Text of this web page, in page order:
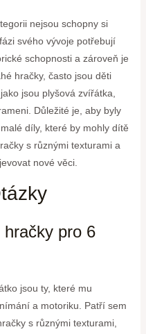
nejsou schopny si
svého vývoje potřebují
schopnosti a zároveň je
hračky, často jsou děti
jsou plyšová zvířátka,
Důležité je, aby byly
díly, které by mohly dítě
s různými texturami a
nové věci.
pro 6
jsou ty, které mu
a motoriku. Patří sem
s různými texturami,